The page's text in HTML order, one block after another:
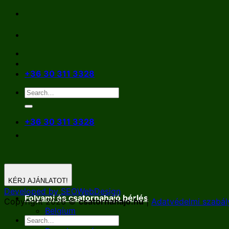
Skip
content
+36 30 311 3328
+36 30 311 3328
Folyami és csatornahajó bérlés
Belgium
Németország
KÉRJ AJÁNLATOT!
Developed by SEOWebDesign
Copyright 2026 ©csatornahajo.hu| Adatvédelmi